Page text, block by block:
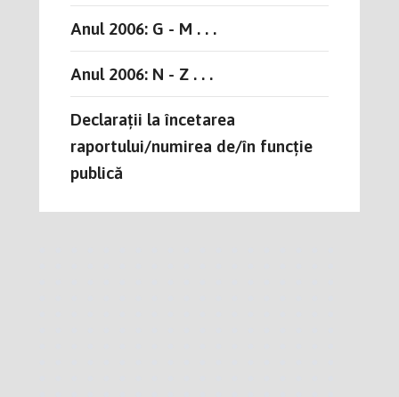
Anul 2006: G - M . . .
Anul 2006: N - Z . . .
Declarații la încetarea
raportului/numirea de/în funcție
publică